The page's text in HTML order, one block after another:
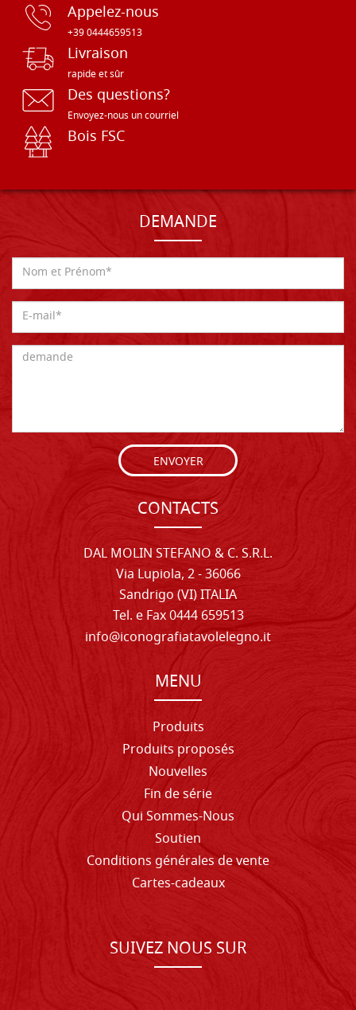
Appelez-nous
+39 0444659513
Livraison
rapide et sûr
Des questions?
Envoyez-nous un courriel
Bois FSC
DEMANDE
ENVOYER
CONTACTS
DAL MOLIN STEFANO & C. S.R.L.
Via Lupiola, 2 - 36066
Sandrigo (VI) ITALIA
Tel. e Fax 0444 659513
info@iconografiatavolelegno.it
MENU
Produits
Produits proposés
Nouvelles
Fin de série
Qui Sommes-Nous
Soutien
Conditions générales de vente
Cartes-cadeaux
SUIVEZ NOUS SUR